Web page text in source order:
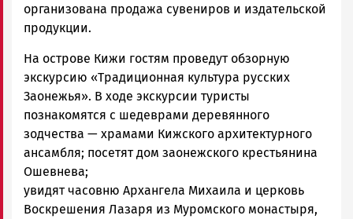
организована продажа сувениров и издательской
продукции.
На острове Кижи гостям проведут обзорную
экскурсию «Традиционная культура русских
Заонежья». В ходе экскурсии туристы
познакомятся с шедеврами деревянного
зодчества — храмами Кижского архитектурного
ансамбля; посетят дом заонежского крестьянина
Ошевнева;
увидят часовню Архангела Михаила и церковь
Воскрешения Лазаря из Муромского монастыря,